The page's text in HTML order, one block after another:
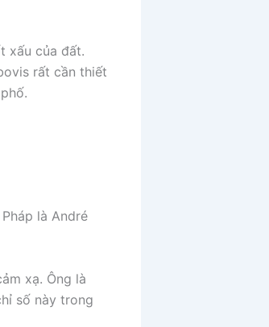
xấu của đất.
rất cần thiết
là André
xạ. Ông là
số này trong